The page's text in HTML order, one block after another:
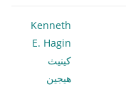
Kenneth
E. Hagin
كينيث
هيجين